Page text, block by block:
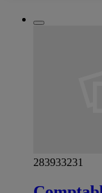
283933231